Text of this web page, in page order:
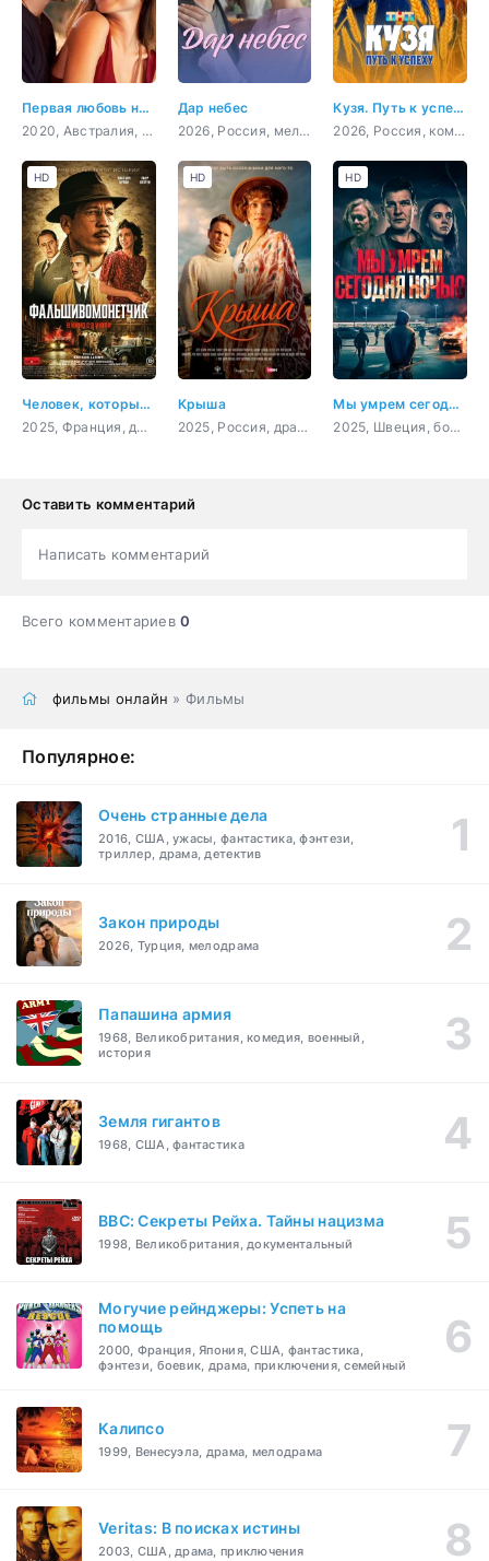
Первая любовь навсегда
2020, Австралия, Филиппины, драма, мелодрама
Дар небес
2026, Россия, мелодрама
Кузя. Путь к успеху
2026, Россия, комедия
Человек, который рисовал деньги
2025, Франция, драма, криминал, биография
HD
Крыша
2025, Россия, драма, мелодрама
HD
Мы умрем сегодня ночью
2025, Швеция, боевик, триллер, криминал
HD
Оставить комментарий
Написать комментарий
Всего комментариев0
фильмы онлайн » Фильмы
Популярное:
Очень странные дела
2016, США, ужасы, фантастика, фэнтези,
триллер, драма, детектив
Закон природы
2026, Турция, мелодрама
Папашина армия
1968, Великобритания, комедия, военный,
история
Земля гигантов
1968, США, фантастика
BBC: Секреты Рейха. Тайны нацизма
1998, Великобритания, документальный
Могучие рейнджеры: Успеть на
помощь
2000, Франция, Япония, США, фантастика,
фэнтези, боевик, драма, приключения, семейный
Калипсо
1999, Венесуэла, драма, мелодрама
Veritas: В поисках истины
2003, США, драма, приключения